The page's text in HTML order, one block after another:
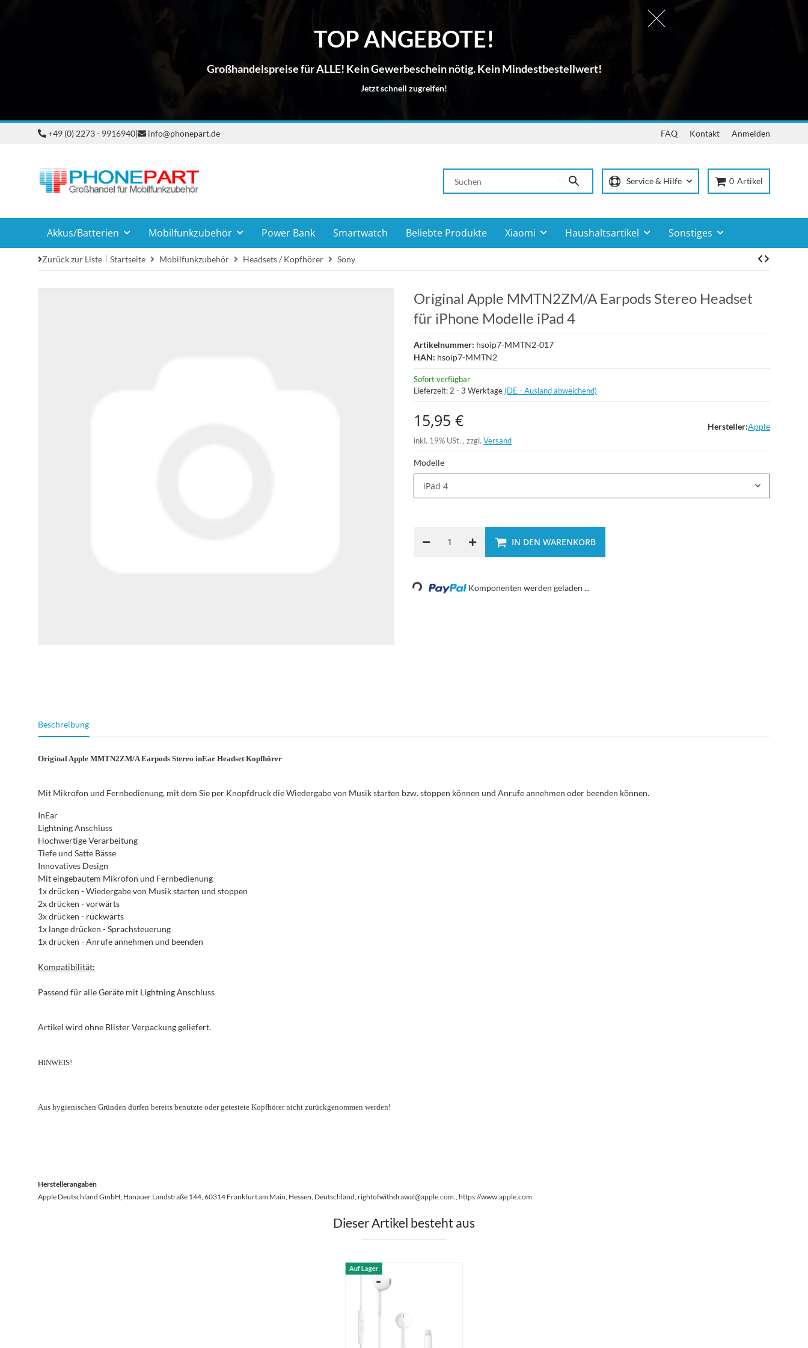
TOP ANGEBOTE!
Großhandelspreise für ALLE! Kein Gewerbeschein nötig. Kein Mindestbestellwert!
Jetzt schnell zugreifen!
+49 (0) 2273 - 9916940| info@phonepart.de FAQ Kontakt Anmelden
Service & Hilfe 0 Artikel
Akkus/Batterien Mobilfunkzubehör Power Bank Smartwatch Beliebte Produkte Xiaomi Haushaltsartikel Sonstiges
Zurück zur Liste Startseite Mobilfunkzubehör Headsets / Kopfhörer Sony
Original Apple MMTN2ZM/A Earpods Stereo Headset
für iPhone Modelle iPad 4
Artikelnummer: hsoip7-MMTN2-017
HAN: hsoip7-MMTN2
Sofort verfügbar
Lieferzeit: 2 - 3 Werktage (DE - Ausland abweichend)
15,95 €
inkl. 19% USt. , zzgl. Versand
Hersteller:Apple
Modelle
iPad 4
IN DEN WARENKORB
Loading... Komponenten werden geladen ...
Beschreibung
Original Apple MMTN2ZM/A Earpods Stereo inEar Headset Kopfhörer
Mit Mikrofon und Fernbedienung, mit dem Sie per Knopfdruck die Wiedergabe von Musik starten bzw. stoppen können und Anrufe annehmen oder beenden können.
InEar
Lightning Anschluss
Hochwertige Verarbeitung
Tiefe und Satte Bässe
Innovatives Design
Mit eingebautem Mikrofon und Fernbedienung
1x drücken - Wiedergabe von Musik starten und stoppen
2x drücken - vorwärts
3x drücken - rückwärts
1x lange drücken - Sprachsteuerung
1x drücken - Anrufe annehmen und beenden
Kompatibilität:
Passend für alle Geräte mit Lightning Anschluss
Artikel wird ohne Blister Verpackung geliefert.
HINWEIS!
Aus hygienischen Gründen dürfen bereits benutzte oder getestete Kopfhörer nicht zurückgenommen werden!
Herstellerangaben
Apple Deutschland GmbH, Hanauer Landstraße 144, 60314 Frankfurt am Main, Hessen, Deutschland, rightofwithdrawal@apple.com., https://www.apple.com
Dieser Artikel besteht aus
Auf Lager